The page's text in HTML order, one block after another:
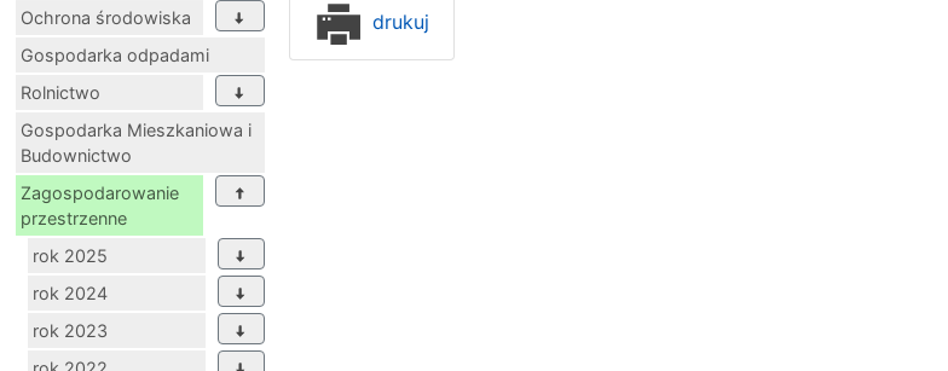
Ochrona środowiska
Gospodarka odpadami
Rolnictwo
Gospodarka Mieszkaniowa i
Budownictwo
Zagospodarowanie
przestrzenne
rok 2025
rok 2024
rok 2023
drukuj